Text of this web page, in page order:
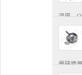
温度。
我诊断
程内部
量转换